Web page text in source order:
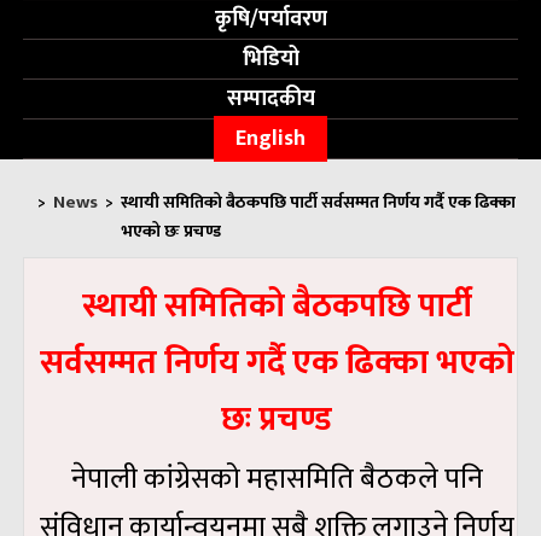
कृषि/पर्यावरण
भिडियो
सम्पादकीय
English
> News > स्थायी समितिको बैठकपछि पार्टी सर्वसम्मत निर्णय गर्दै एक ढिक्का
भएको छः प्रचण्ड
स्थायी समितिको बैठकपछि पार्टी
सर्वसम्मत निर्णय गर्दै एक ढिक्का भएको
छः प्रचण्ड
नेपाली कांग्रेसको महासमिति बैठकले पनि